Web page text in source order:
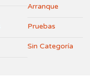
Arranque
Pruebas
Sin Categoría